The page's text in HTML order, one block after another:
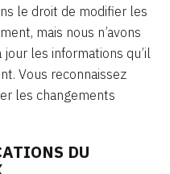
le droit de modifier les
mais nous n’avons
les informations qu’il
Vous reconnaissez
les changements
DU